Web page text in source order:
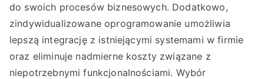
do swoich procesów biznesowych. Dodatkowo,
zindywidualizowane oprogramowanie umożliwia
lepszą integrację z istniejącymi systemami w firmie
oraz eliminuje nadmierne koszty związane z
niepotrzebnymi funkcjonalnościami. Wybór